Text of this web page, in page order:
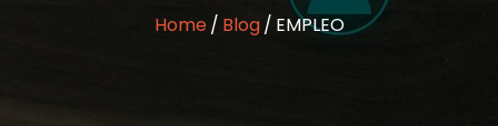
Home Blog EMPLEO